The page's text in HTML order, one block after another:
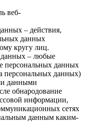
веб-
– действия,
данных
кругу лиц.
данных – любые
персональных данных
персональных данных)
данными
обнародование
информации,
сетях
данным каким-